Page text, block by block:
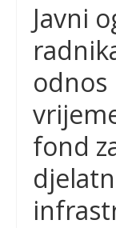
Javni
fond